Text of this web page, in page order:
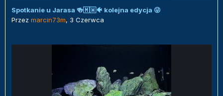
Spotkanie u Jarasa 🍻🇲🇼🐠 kolejna edycja 😜
Przez marcin73m, 3 Czerwca